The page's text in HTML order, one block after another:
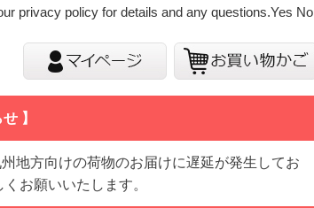
】
地方向けの荷物のお届けに遅延が発生してお
お願いいたします。
privacy policy for details and any questions.Yes No